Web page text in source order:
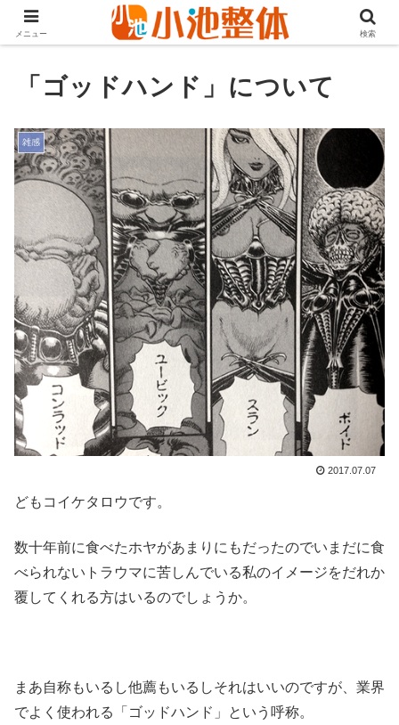
ＪＲ山手線高田馬場駅より徒歩3分・早稲田・新大久保からも至近
「ゴッドハンド」について
雑感
2017.07.07
どもコイケタロウです。
数十年前に食べたホヤがあまりにもだったのでいまだに食
べられないトラウマに苦しんでいる私のイメージをだれか
覆してくれる方はいるのでしょうか。
まあ自称もいるし他薦もいるしそれはいいのですが、業界
でよく使われる「ゴッドハンド」という呼称。
メニュー 検索